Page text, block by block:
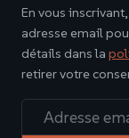
En vous
adresse email
détails dans la
retirer votre
Adresse